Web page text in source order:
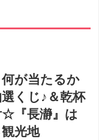
何が当たるか
くじ♪＆乾杯
☆『長瀞』は
光地